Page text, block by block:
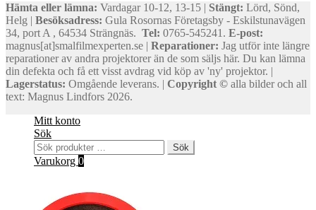
Hämta eller lämna: Vardagar 10-12, 13-15 | Stängt: Lörd, Sönd,
Helg | Besöksadress: Gula Rosornas Företagsby - Eskilstunavägen
34, port A , 64534 Strängnäs. Tel: 0765-545241. E-post:
magnus[at]smalfilmexperten.se | Reparationer: Jag utför inte längre
reparationer av andra projektorer än de som säljs här. Du kan lämna
din defekta och få ett visst avdrag vid köp av 'ny' projektor. |
Lagerstatus: Omgående leverans. | Copyright © alla bilder och all
text: Magnus Lindfors 2026.
Mitt konto
Sök
Sök
efter:
Sök
Varukorg 0